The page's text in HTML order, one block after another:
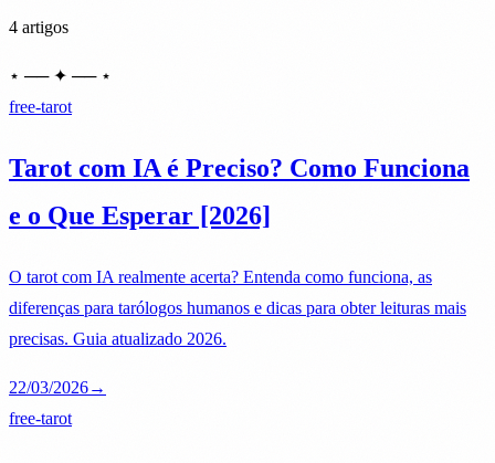
4 artigos
⋆ ── ✦ ── ⋆
free-tarot
Tarot com IA é Preciso? Como Funciona
e o Que Esperar [2026]
O tarot com IA realmente acerta? Entenda como funciona, as
diferenças para tarólogos humanos e dicas para obter leituras mais
precisas. Guia atualizado 2026.
22/03/2026→
free-tarot